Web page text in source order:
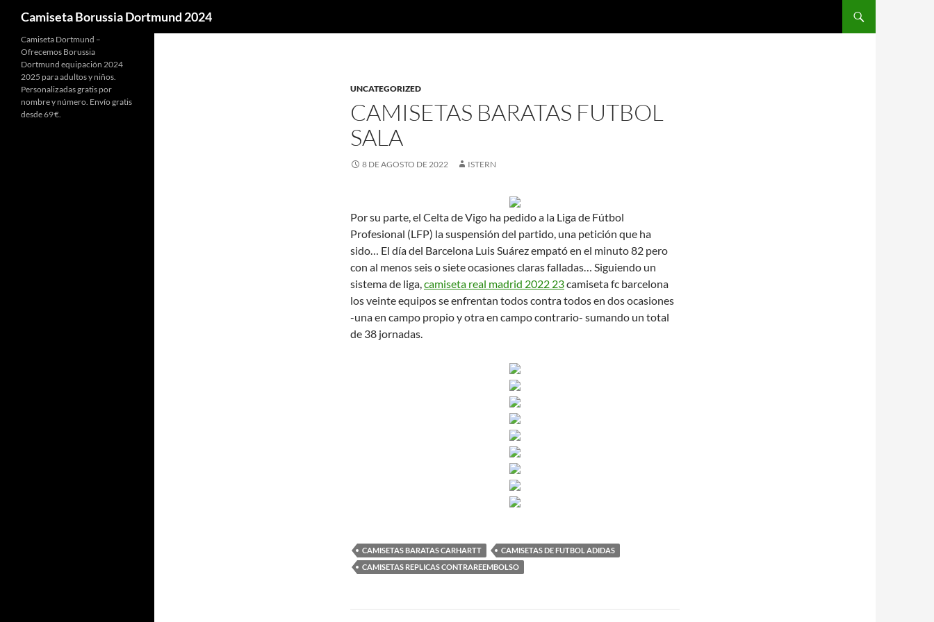
Camiseta Borussia Dortmund 2024
UNCATEGORIZED
CAMISETAS BARATAS FUTBOL
SALA
8 DE AGOSTO DE 2022 ISTERN
Por su parte, el Celta de Vigo ha pedido a la Liga de Fútbol
Profesional (LFP) la suspensión del partido, una petición que ha
sido… El día del Barcelona Luis Suárez empató en el minuto 82 pero
con al menos seis o siete ocasiones claras falladas… Siguiendo un
sistema de liga,camiseta real madrid 2022 23camiseta fc barcelona
los veinte equipos se enfrentan todos contra todos en dos ocasiones
-una en campo propio y otra en campo contrario- sumando un total
de 38 jornadas.
CAMISETAS BARATAS CARHARTT
CAMISETAS DE FUTBOL ADIDAS
CAMISETAS REPLICAS CONTRAREEMBOLSO
Camiseta Dortmund –
Ofrecemos Borussia
Dortmund equipación 2024
2025 para adultos y niños.
Personalizadas gratis por
nombre y número. Envío gratis
desde 69 €.